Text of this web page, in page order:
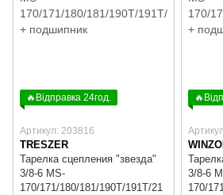
🔥Відправка 24год.
Артикул: 203816
TRESZER
Тарелка сцепления "звезда"
3/8-6 MS-
170/171/180/181/190T/191T/21
3/8-6
170/